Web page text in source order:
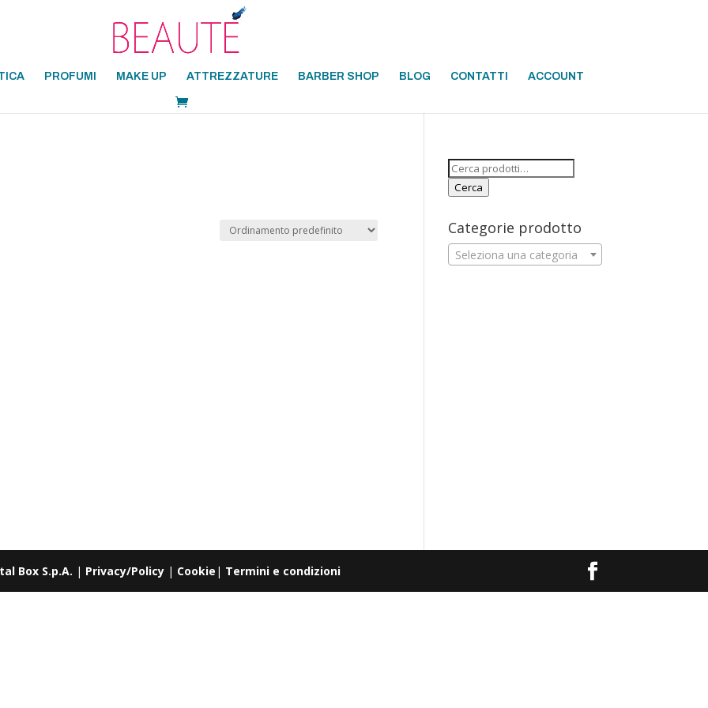
PROFUMI MAKE UP ATTREZZATURE BARBER SHOP BLOG CONTATTI ACCOUNT
Cerca:
Cerca
Categorie prodotto
Seleziona una categoria
Box S.p.A. | Privacy/Policy | Cookie | Termini e condizioni